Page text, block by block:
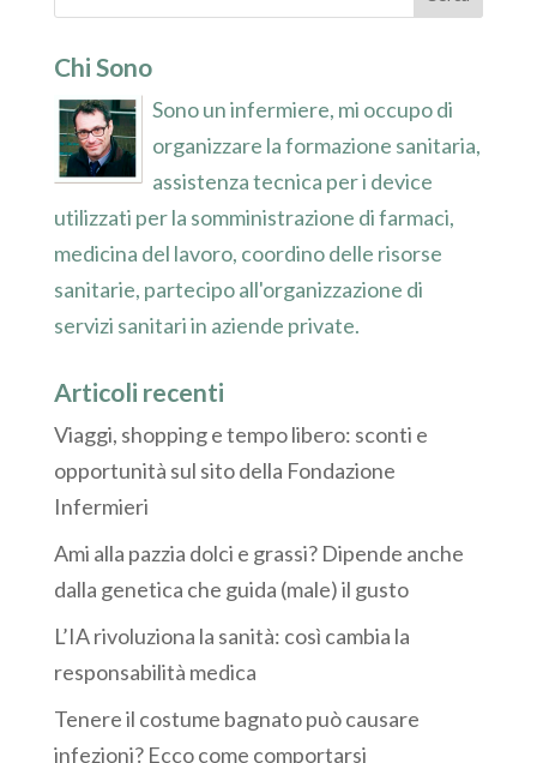
Chi Sono
Sono un infermiere, mi occupo di
organizzare la formazione sanitaria,
assistenza tecnica per i device
utilizzati per la somministrazione di farmaci,
medicina del lavoro, coordino delle risorse
sanitarie, partecipo all'organizzazione di
servizi sanitari in aziende private.
Articoli recenti
Viaggi, shopping e tempo libero: sconti e
opportunità sul sito della Fondazione
Infermieri
Ami alla pazzia dolci e grassi? Dipende anche
dalla genetica che guida (male) il gusto
L’IA rivoluziona la sanità: così cambia la
responsabilità medica
Tenere il costume bagnato può causare
infezioni? Ecco come comportarsi